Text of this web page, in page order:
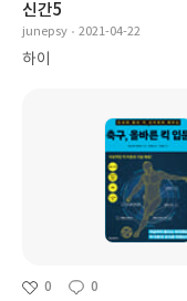
신간5
junepsy 2021-04-22
하이
0 0